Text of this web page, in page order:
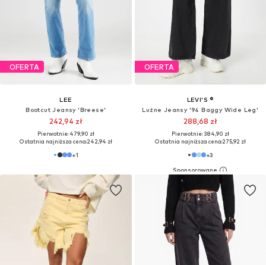
OFERTA
LEE
Bootcut Jeansy 'Breese'
242,94 zł
Pierwotnie: 479,90 zł
Ostatnia najniższa cena:242,94 zł
+1
OFERTA
LEVI'S ®
Luźne Jeansy '94 Baggy Wide Leg'
288,68 zł
Pierwotnie: 384,90 zł
Ostatnia najniższa cena:275,92 zł
+3